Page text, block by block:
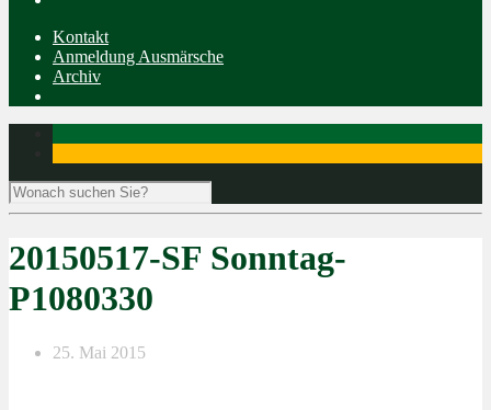
Kontakt
Anmeldung Ausmärsche
Archiv
20150517-SF Sonntag-
P1080330
25. Mai 2015